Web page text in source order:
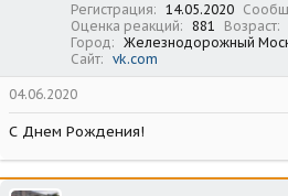
Регистрация 14.05.2020
Оценка реакций
881 Возраст
Город
Железнодорожный
Сайт
vk.com
04.06.2020
С Днем Рождения!